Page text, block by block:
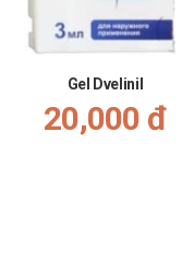
Gel Dvelinil
20,000 đ